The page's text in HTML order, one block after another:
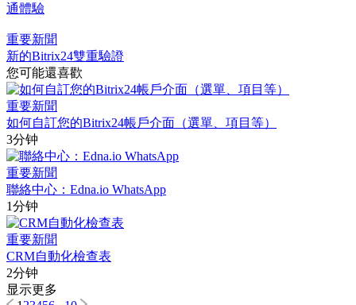
通體驗
重要新聞
新的Bitrix24雙重驗證
您可能還喜歡
重要新聞
如何自訂您的Bitrix24帳戶介面（選單、項目等）
3分钟
重要新聞
聯絡中心：Edna.io WhatsApp
1分钟
重要新聞
CRM自動化檢查表
2分钟
显示更多